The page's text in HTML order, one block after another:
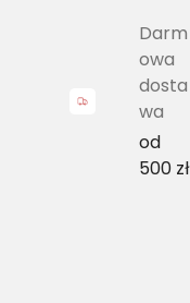
Darm
owa
dosta
wa
od
500 zł